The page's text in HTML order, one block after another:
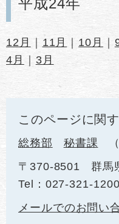
平成24年
12月 ｜ 11月 ｜ 10月 ｜
4月
｜ 3月
このページに関
総務部 秘書課
〒370-8501
群馬
Tel：027-321-1200
メールでのお問い